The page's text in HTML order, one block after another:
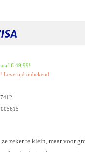
€ 49,99!
Levertijd onbekend.
005615
zeker te klein, maar voor